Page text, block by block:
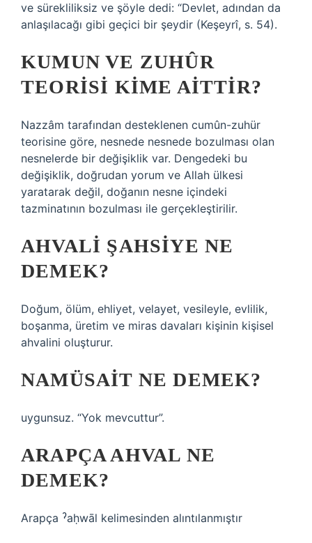
ve sürekliliksiz ve şöyle dedi: “Devlet, adından da
anlaşılacağı gibi geçici bir şeydir (Keşeyrî, s. 54).
KUMUN VE ZUHÛR
TEORISI KIME AITTIR?
Nazzâm tarafından desteklenen cumûn-zuhür
teorisine göre, nesnede nesnede bozulması olan
nesnelerde bir değişiklik var. Dengedeki bu
değişiklik, doğrudan yorum ve Allah ülkesi
yaratarak değil, doğanın nesne içindeki
tazminatının bozulması ile gerçekleştirilir.
AHVALI ŞAHSIYE NE
DEMEK?
Doğum, ölüm, ehliyet, velayet, vesileyle, evlilik,
boşanma, üretim ve miras davaları kişinin kişisel
ahvalini oluşturur.
NAMÜSAIT NE DEMEK?
uygunsuz. “Yok mevcuttur”.
ARAPÇA AHVAL NE
DEMEK?
Arapça ˀaḥwāl kelimesinden alıntılanmıştır